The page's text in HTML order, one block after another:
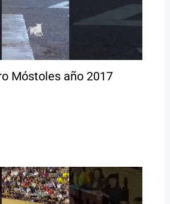
Móstoles año 2017